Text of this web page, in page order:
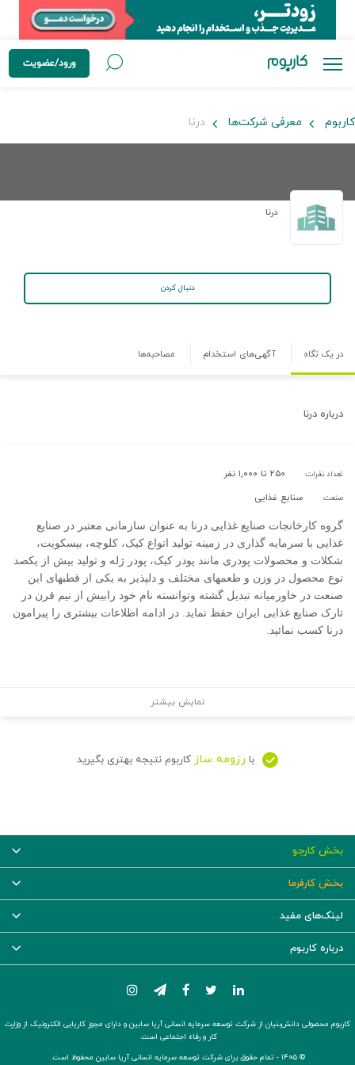
ورود/عضویت
کاربوم معرفی شرکت‌ها درنا
درنا
دنبال کردن
در یک نگاه آگهی‌های استخدام مصاحبه‌ها
درباره درنا
تعداد نفرات: ۲۵۰ تا ۱,۰۰۰ نفر
صنعت: صنایع غذایی
گروه کارخانجات صنایع غذایی درنا به عنوان سازمانی معتبر در صنایع
غذایی با سرمایه گذاری در زمینه تولید انواع کیک، کلوچه، بیسکویت،
شکلات و محصولات پودری مانند پودر کیک، پودر ژله و تولید بیش از یکصد
نوع محصول در وزن و طعمهای مختلف و دلپذیر به یکی از قطبهای این
صنعت در خاورمیانه تبدیل گشته وتوانسته نام خود رابیش از نیم قرن در
تارک صنایع غذایی ایران حفظ نماید. در ادامه اطلاعات بیشتری را پیرامون
درنا کسب نمائید.
نمایش بیشتر
با رزومه ساز کاربوم نتیجه بهتری بگیرید
بخش کارجو
بخش کارفرما
لینک‌های مفید
درباره کاربوم
کاربوم محصولی دانش‌بنیان از شرکت توسعه سرمایه انسانی آریا سابین و دارای مجوز کاریابی الکترونیک از وزارت
کار و رفاه اجتماعی است.
© ۱۴۰۵ -
تمام حقوق برای شرکت توسعه سرمایه انسانی آریا سابین محفوظ است.